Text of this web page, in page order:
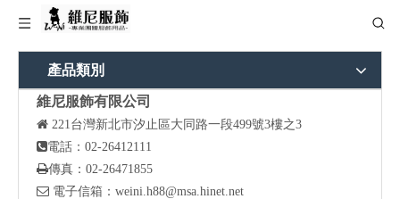
產品類別
維尼服飾有限公司
 221台灣新北市汐止區大同路一段499號3樓之3
電話：02-26412111
傳真：02-26471855
 電子信箱： weini.h88@msa.hinet.net